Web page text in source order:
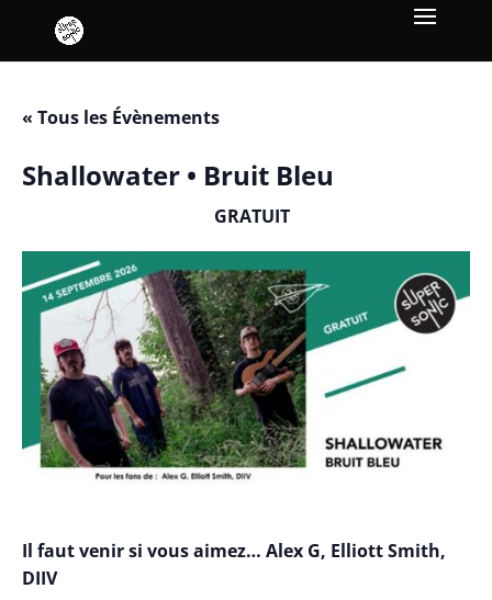
« Tous les Évènements
Shallowater • Bruit Bleu
GRATUIT
Il faut venir si vous aimez… Alex G, Elliott Smith,
DIIV